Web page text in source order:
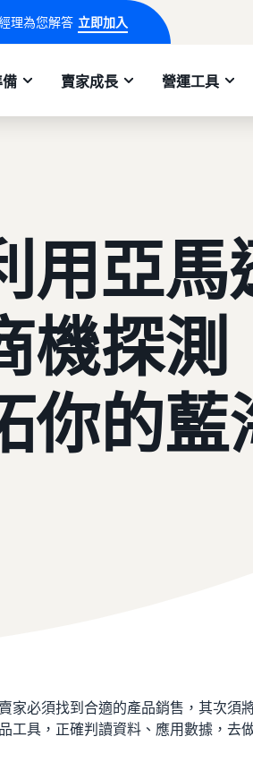
理為您解答 立即加入
備 賣家成長 營運工具
用亞馬
機探測
你的藍
家必須找到合適的產品銷售，其次
工具，正確判讀資料、應用數據，